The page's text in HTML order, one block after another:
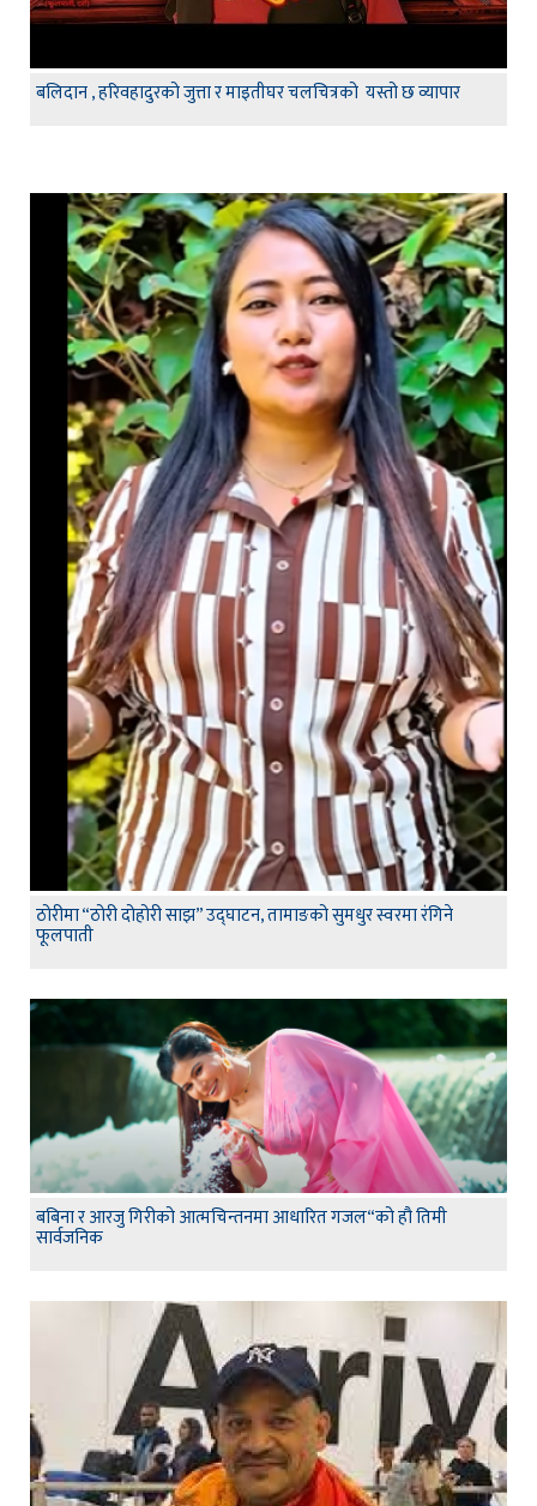
बलिदान , हरिवहादुरको जुत्ता र माइतीघर चलचित्रको यस्तो छ व्यापार
ठोरीमा “ठोरी दोहोरी साझ” उद्घाटन, तामाङको सुमधुर स्वरमा रंगिने
फूलपाती
बबिना र आरजु गिरीको आत्मचिन्तनमा आधारित गजल“को हौ तिमी
सार्वजनिक